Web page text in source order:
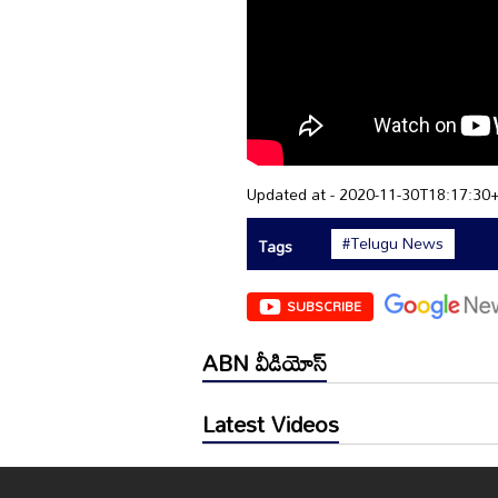
Updated at - 2020-11-
Tags
#Telugu News
SUBSCRIBE
ABN వీడియోస్
Latest Videos